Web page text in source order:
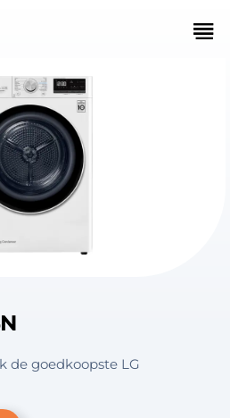
de goedkoopste LG